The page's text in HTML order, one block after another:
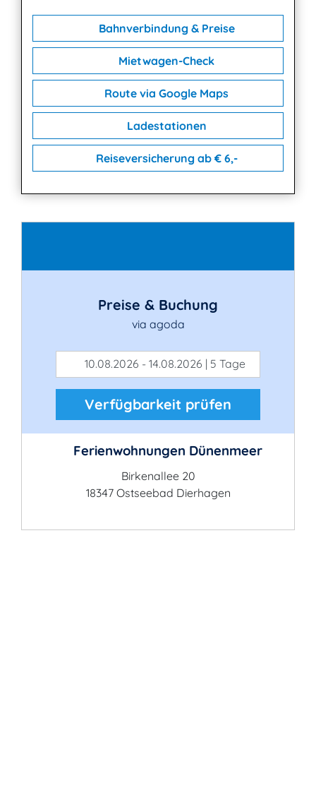
Bahnverbindung & Preise
Mietwagen-Check
Route via Google Maps
Ladestationen
Reiseversicherung ab € 6,-
Preise & Buchung
via agoda
10.08.2026 - 14.08.2026 | 5 Tage
Verfügbarkeit prüfen
Ferienwohnungen Dünenmeer
Birkenallee 20
18347 Ostseebad Dierhagen